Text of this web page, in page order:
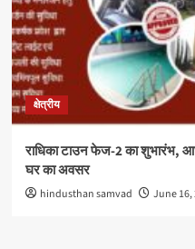
क्षेत्रीय
राधिका टाउन फेज-2 का शुभारंभ,
घर का अवसर
hindusthan samvad June 16,